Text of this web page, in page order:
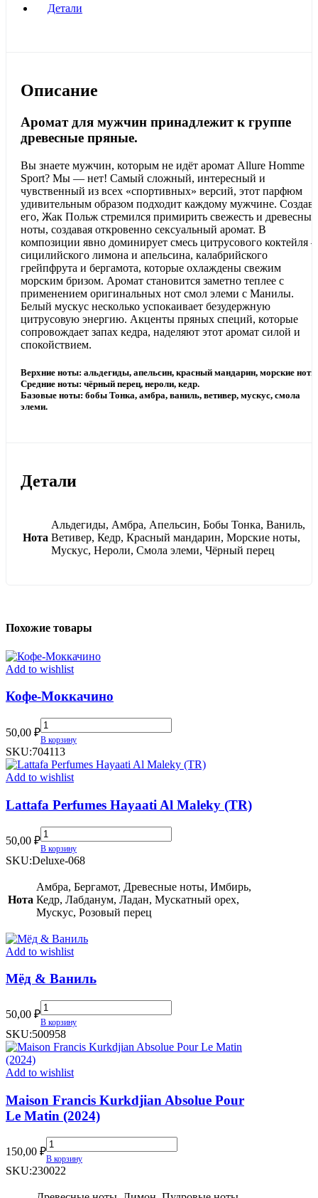
Детали
Описание
Аромат для мужчин принадлежит к группе
древесные пряные.
Вы знаете мужчин, которым не идёт аромат Allure Homme
Sport? Мы — нет! Самый сложный, интересный и
чувственный из всех «спортивных» версий, этот парфюм
удивительным образом подходит каждому мужчине.
его, Жак Польж стремился примирить свежесть и древесные
ноты, создавая откровенно сексуальный аромат. В
композиции явно доминирует смесь цитрусового коктейля –
сицилийского лимона и апельсина, калабрийского
грейпфрута и бергамота, которые охлаждены свежим
морским бризом. Аромат становится заметно теплее с
применением оригинальных нот смол элеми с Манилы.
Белый мускус несколько успокаивает безудержную
цитрусовую энергию. Акценты пряных специй, которые
сопровождает запах кедра, наделяют этот аромат силой и
спокойствием.
Верхние ноты: альдегиды, апельсин, красный мандарин, морские
Средние ноты: чёрный перец, нероли, кедр.
Базовые ноты: бобы Тонка, амбра, ваниль, ветивер, мускус, смола
элеми.
Детали
Нота
Альдегиды, Амбра, Апельсин, Бобы Тонка, Ваниль,
Ветивер, Кедр, Красный мандарин, Морские ноты,
Мускус, Нероли, Смола элеми, Чёрный перец
Похожие товары
Add to wishlist
Кофе-Моккачино
50,00 ₽
Кофе-
Моккачино
quantity
В корзину
SKU:704113
Add to wishlist
Lattafa Perfumes Hayaati Al Maleky (TR)
50,00 ₽
Lattafa
Perfumes
Hayaati
Maleky
(TR)
quantity
В корзину
SKU:Deluxe-068
Нота
Амбра, Бергамот, Древесные ноты, Имбирь,
Кедр, Лабданум, Ладан, Мускатный орех,
Мускус, Розовый перец
Add to wishlist
Мёд & Ваниль
50,00 ₽
Мёд
&
Ваниль
quantity
В корзину
SKU:500958
Add to wishlist
Maison Francis Kurkdjian Absolue Pour
Le Matin (2024)
150,00 ₽
Maison
Francis
Kurkdjian
Pour
В корзину
SKU:230022